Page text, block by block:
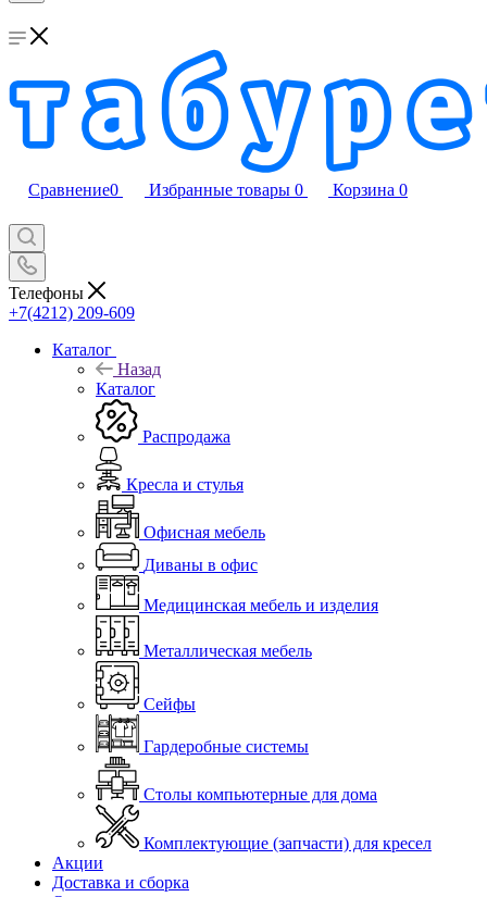
Сравнение0 Избранные товары 0 Корзина 0
Телефоны
+7(4212) 209-609
Каталог
Назад
Каталог
Распродажа
Кресла и стулья
Офисная мебель
Диваны в офис
Медицинская мебель и изделия
Металлическая мебель
Сейфы
Гардеробные системы
Столы компьютерные для дома
Комплектующие (запчасти) для кресел
Акции
Доставка и сборка